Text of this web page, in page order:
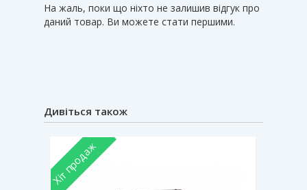
На жаль, поки що ніхто не залишив відгук про
даний товар. Ви можете стати першими.
Дивіться також
Хіт продаж